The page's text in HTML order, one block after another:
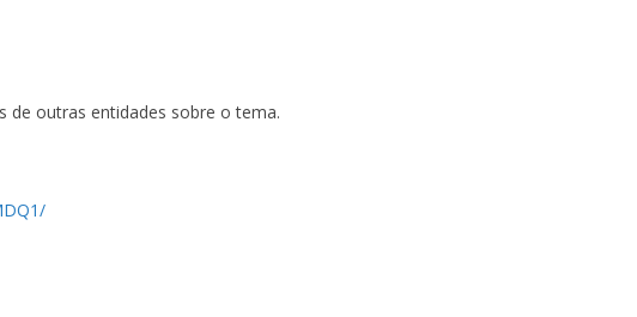
de outras entidades sobre o tema.